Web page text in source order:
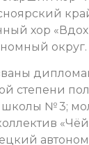
хор
округ.
степени
школы № 3;